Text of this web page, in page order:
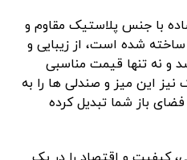
با جنس پلاستیک مقاوم و
ساخته شده است، از زیبایی و
و نه تنها قیمت مناسبی
این میز و صندلی ها را به
باز شما تبدیل کرده